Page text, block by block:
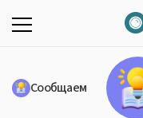
Сообщаем